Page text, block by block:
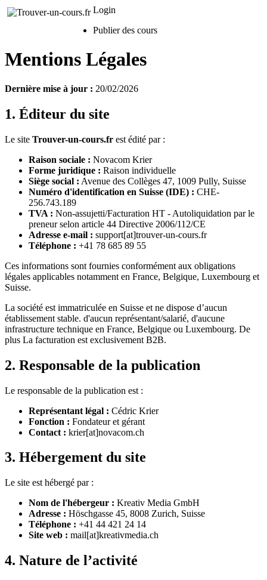
Login
Publier des cours
Mentions Légales
Dernière mise à jour : 20/02/2026
1. Éditeur du site
Le site Trouver-un-cours.fr est édité par :
Raison sociale : Novacom Krier
Forme juridique : Raison individuelle
Siège social : Avenue des Collèges 47, 1009 Pully, Suisse
Numéro d'identification en Suisse (IDE) : CHE-
256.743.189
TVA : Non-assujetti/Facturation HT - Autoliquidation par le
preneur selon article 44 Directive 2006/112/CE
Adresse e-mail : support[at]trouver-un-cours.fr
Téléphone : +41 78 685 89 55
Ces informations sont fournies conformément aux obligations
légales applicables notamment en France, Belgique, Luxembourg et
Suisse.
La société est immatriculée en Suisse et ne dispose d’aucun
établissement stable. d'aucun représentant/salarié, d'aucune
infrastructure technique en France, Belgique ou Luxembourg. De
plus La facturation est exclusivement B2B.
2. Responsable de la publication
Le responsable de la publication est :
Représentant légal : Cédric Krier
Fonction : Fondateur et gérant
Contact : krier[at]novacom.ch
3. Hébergement du site
Le site est hébergé par :
Nom de l'hébergeur : Kreativ Media GmbH
Adresse : Höschgasse 45, 8008 Zurich, Suisse
Téléphone : +41 44 421 24 14
Site web : mail[at]kreativmedia.ch
4. Nature de l’activité